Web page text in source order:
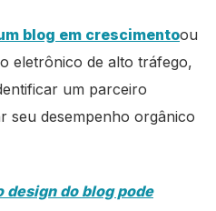
blog em crescimentoou
eletrônico de alto tráfego,
um parceiro
seu desempenho orgânico
design do blog pode